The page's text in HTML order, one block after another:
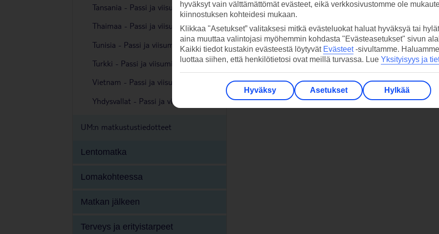
Tansania - Passi ja viisumi
Thaimaa - Passi ja viisumi
Tunisia - Passi ja viisumi
Turkki - Passi ja viisumi
Vietnam - Passi ja viisumi
Yhdysvallat - Passi ja viisumi
UM:n matkustustiedotteet
Lentomatka
Lomakohteessa
Matkan jälkeen
Terveys ja erityistarpeet
hyväksyt vain välttämättömät evästeet, eikä verkkosivustomme ole
kiinnostuksen kohteidesi mukaan.
Klikkaa "Asetukset” valitaksesi mitkä evästeluokat haluat hyväksyä tai
aina muuttaa valintojasi myöhemmin kohdasta "Evästeasetukset" sivun
Kaikki tiedot kustakin evästeestä löytyvät Evästeet-sivultamme.
luottaa siihen, että henkilötietosi ovat meillä turvassa. Lue Yksityisyys ja
Hyväksy Asetukset Hylkää